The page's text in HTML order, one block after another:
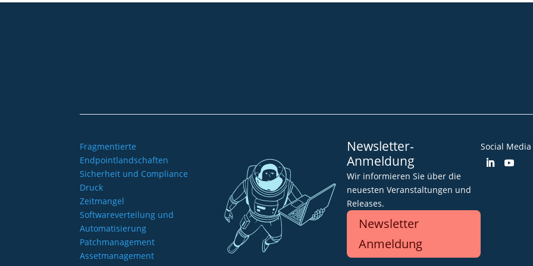
Fragmentierte
Endpointlandschaften
Sicherheit und Compliance
Druck
Zeitmangel
Softwareverteilung und
Automatisierung
Patchmanagement
Assetmanagement
Newsletter-
Anmeldung
Wir informieren Sie über die
neuesten Veranstaltungen und
Releases.
Newsletter
Anmeldung
Social Media